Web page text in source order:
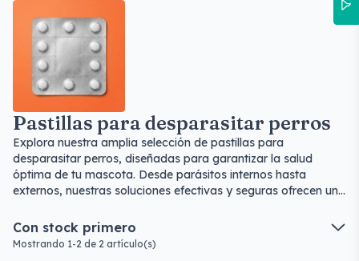
Pastillas para desparasitar perros
Explora nuestra amplia selección de pastillas para
desparasitar perros, diseñadas para garantizar la salud
óptima de tu mascota. Desde parásitos internos hasta
externos, nuestras soluciones efectivas y seguras ofrecen una
saludable en todo momento.
Con stock primero
Mostrando 1-2 de 2 artículo(s)